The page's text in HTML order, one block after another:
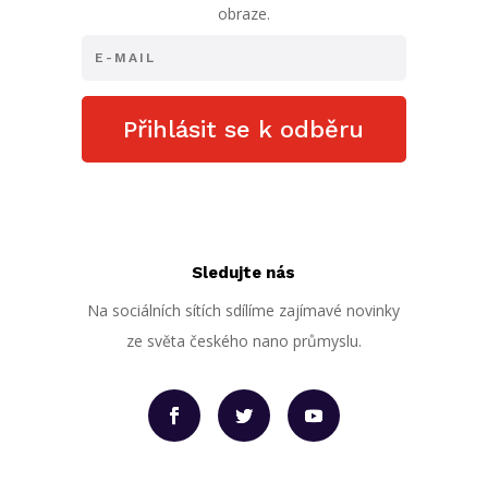
obraze.
Přihlásit se k odběru
Sledujte nás
Na sociálních sítích sdílíme zajímavé novinky
ze světa českého nano průmyslu.